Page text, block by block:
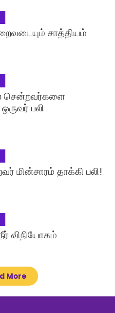
சாத்தியம்
சென்றவர்களை
பலி
மின்சாரம் தாக்கி பலி!
விநியோகம்
More